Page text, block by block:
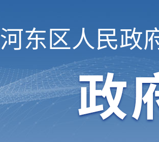
河东区人民政